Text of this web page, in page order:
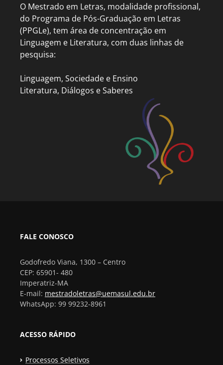
O Mestrado em Letras, modalidade profissional,
do Programa de Pós-Graduação em Letras
(PPGLe), tem área de concentração em
Linguagem e Literatura, com duas linhas de
pesquisa:
Linguagem, Sociedade e Ensino
Literatura, Diálogos e Saberes
FALE CONOSCO
Godofredo Viana, 1300 – Centro
CEP: 65901- 480
Imperatriz-MA
E-mail: mestradoletras@uemasul.edu.br
WhatsApp: 99 99232-8961
ACESSO RÁPIDO
Processos Seletivos